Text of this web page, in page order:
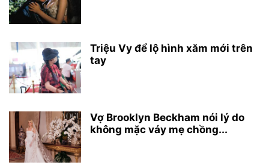
Triệu Vy để lộ hình xăm mới trên
tay
Vợ Brooklyn Beckham nói lý do
không mặc váy mẹ chồng...